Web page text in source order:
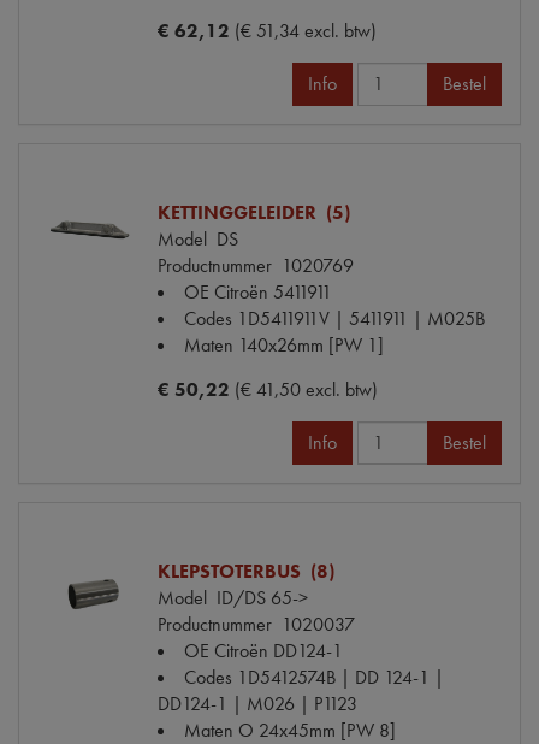
€ 62,12 (€ 51,34 excl. btw)
Info Bestel
KETTINGGELEIDER (5)
Model DS
Productnummer 1020769
OE Citroën 5411911
Codes 1D5411911V | 5411911 | M025B
Maten 140x26mm [PW 1]
€ 50,22 (€ 41,50 excl. btw)
Info Bestel
KLEPSTOTERBUS (8)
Model ID/DS 65->
Productnummer 1020037
OE Citroën DD124-1
Codes 1D5412574B | DD 124-1 |
DD124-1 | M026 | P1123
Maten O 24x45mm [PW 8]